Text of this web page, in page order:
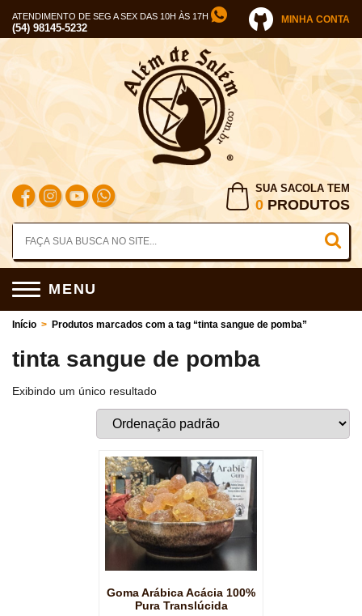
ATENDIMENTO DE SEG A SEX DAS 10H ÀS 17H
(54) 98145-5232
MINHA CONTA
SUA SACOLA TEM
0 PRODUTOS
MENU
Início > Produtos marcados com a tag “tinta sangue de pomba”
tinta sangue de pomba
Exibindo um único resultado
Goma Arábica Acácia 100%
Pura Translúcida